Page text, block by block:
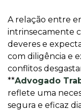
A relação entre
intrinsecamente
deveres e
com diligência e
conflitos
**Advogado
reflete uma
segura e eficaz